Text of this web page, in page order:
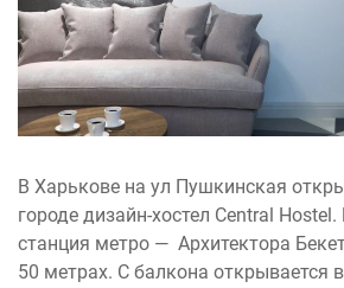
В Харькове на ул Пушкинская
городе дизайн-хостел Central
станция метро — Архитектора
50 метрах. С балкона открывается